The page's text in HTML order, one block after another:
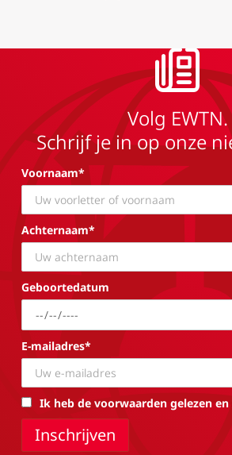
Volg EWTN.
Schrijf je in op onze
Voornaam*
Achternaam*
Geboortedatum
E-mailadres*
Ik heb de voorwaarden gelezen